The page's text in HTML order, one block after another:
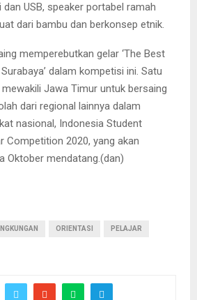
USB, speaker portabel ramah
dari bambu dan berkonsep etnik.
memperebutkan gelar ‘The Best
dalam kompetisi ini. Satu
Jawa Timur untuk bersaing
dari regional lainnya dalam
nasional, Indonesia Student
Competition 2020, yang akan
Oktober mendatang.(dan)
ORIENTASI PELAJAR